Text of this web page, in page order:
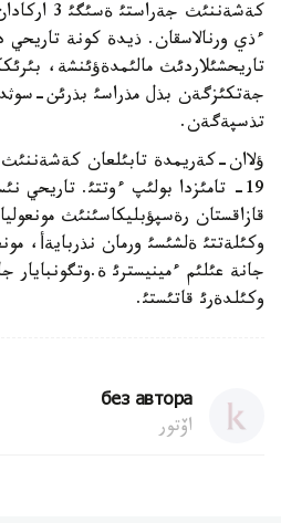
كةشةننئث
ءذي ورنالاسقان. ذيدة كونة تاريحي
تاريحشئلاردئث مالئمدةؤئنشة،
جةتكئزگةن بذل مذراسئ بذرئن-سوثدئ
تذسپةگةن.
ؤلاان-كةريمدة تابئلعان كةشةننئث
19- تامئزدا بولئپ ءوتتئ. تاريحي
قازاقستان رةسپؤبليكاسئنئث
وكئلةتتئ ةلشئسئ ورمان نذربايةأ،
جانة عئلئم ءمينيسترئ
وكئلدةرئ قاتئستئ.
без автора
اۆتور